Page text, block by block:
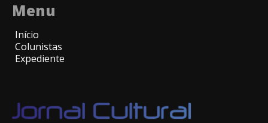
Menu
Início
Colunistas
Expediente